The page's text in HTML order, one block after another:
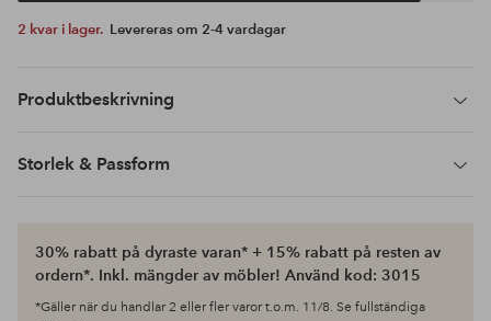
2 kvar i lager. Levereras om 2-4 vardagar
Produktbeskrivning
Storlek & Passform
30% rabatt på dyraste varan* + 15% rabatt på resten av
ordern*. Inkl. mängder av möbler! Använd kod: 3015
*Gäller när du handlar 2 eller fler varor t.o.m. 11/8. Se fullständiga